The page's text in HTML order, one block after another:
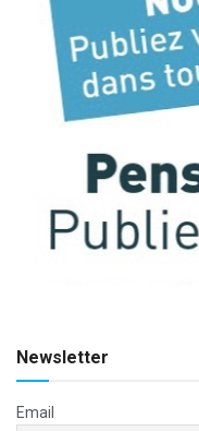
Newsletter
Email